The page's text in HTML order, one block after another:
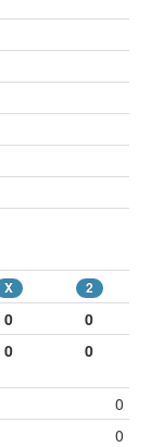
X 2
0
0
0 0
0
0